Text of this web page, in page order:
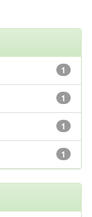
1
1
1
1